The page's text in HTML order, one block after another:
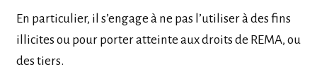
En particulier, il s’engage à ne pas l’utiliser à des fins
illicites ou pour porter atteinte aux droits de REMA, ou
des tiers.